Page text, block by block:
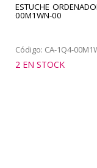
ESTUCHE
00M1WN-00
Código: CA-1Q4-
2 EN STOCK